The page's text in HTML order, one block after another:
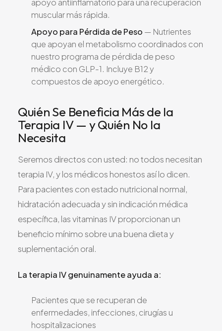
apoyo antiinflamatorio para una recuperación
muscular más rápida.
Apoyo para Pérdida de Peso — Nutrientes
que apoyan el metabolismo coordinados con
nuestro programa de pérdida de peso
médico con GLP-1. Incluye B12 y
compuestos de apoyo energético.
Quién Se Beneficia Más de la
Terapia IV — y Quién No la
Necesita
Seremos directos con usted: no todos necesitan
terapia IV, y los médicos honestos así lo dicen.
Para pacientes con estado nutricional normal,
hidratación adecuada y sin indicación médica
específica, las vitaminas IV proporcionan un
beneficio mínimo sobre una buena dieta y
suplementación oral.
La terapia IV genuinamente ayuda a:
Pacientes que se recuperan de
enfermedades, infecciones, cirugías u
hospitalizaciones